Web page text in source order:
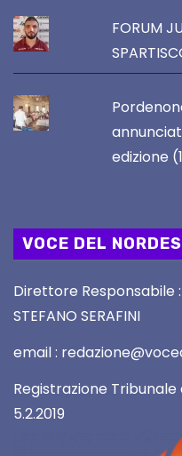
FORUM
edizione
VOCE DEL
Direttore Responsabile :
STEFANO SERAFINI
email :
Registrazione Tribunale
5.2.2019